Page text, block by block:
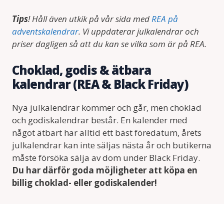
Tips! Håll även utkik på vår sida medREA på
adventskalendrar. Vi uppdaterar julkalendrar och
priser dagligen så att du kan se vilka som är på REA.
Choklad, godis & ätbara
kalendrar (REA & Black Friday)
Nya julkalendrar kommer och går, men choklad
och godiskalendrar består. En kalender med
något ätbart har alltid ett bäst föredatum, årets
julkalendrar kan inte säljas nästa år och butikerna
måste försöka sälja av dom under Black Friday.
Du har därför goda möjligheter att köpa en
billig choklad- eller godiskalender!